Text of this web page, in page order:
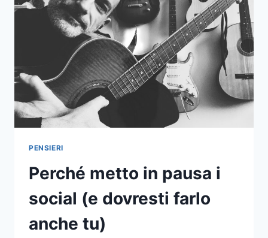
I
SOCIAL
AI
RAGAZZI
PER
NON
GUARDARE
IL
NOSTRO
SCHERMO
SI
DEPRIME)
PENSIERI
Perché metto in pausa i
social (e dovresti farlo
anche tu)